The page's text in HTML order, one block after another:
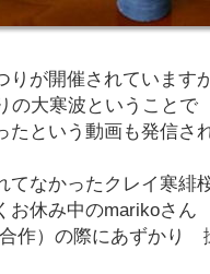
りが開催されています
の大寒波ということで
たという動画も発信さ
てなかったクレイ寒緋
お休み中のmarikoさん
作）の際にあずかり